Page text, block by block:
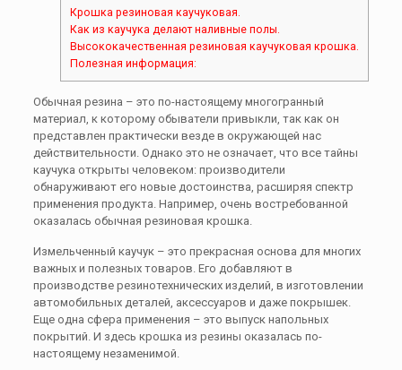
Крошка резиновая каучуковая.
Как из каучука делают наливные полы.
Высококачественная резиновая каучуковая крошка.
Полезная информация:
Обычная резина – это по-настоящему многогранный
материал, к которому обыватели привыкли, так как он
представлен практически везде в окружающей нас
действительности. Однако это не означает, что все тайны
каучука открыты человеком: производители
обнаруживают его новые достоинства, расширяя спектр
применения продукта. Например, очень востребованной
оказалась обычная резиновая крошка.
Измельченный каучук – это прекрасная основа для многих
важных и полезных товаров. Его добавляют в
производстве резинотехнических изделий, в изготовлении
автомобильных деталей, аксессуаров и даже покрышек.
Еще одна сфера применения – это выпуск напольных
покрытий. И здесь крошка из резины оказалась по-
настоящему незаменимой.